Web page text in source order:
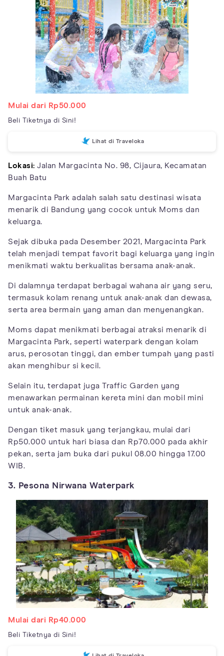
Mulai dari Rp50.000
Beli Tiketnya di Sini!
Lihat di Traveloka
Lokasi: Jalan Margacinta No. 98, Cijaura, Kecamatan
Buah Batu
Margacinta Park adalah salah satu destinasi wisata
menarik di Bandung yang cocok untuk Moms dan
keluarga.
Sejak dibuka pada Desember 2021, Margacinta Park
telah menjadi tempat favorit bagi keluarga yang ingin
menikmati waktu berkualitas bersama anak-anak.
Di dalamnya terdapat berbagai wahana air yang seru,
termasuk kolam renang untuk anak-anak dan dewasa,
serta area bermain yang aman dan menyenangkan.
Moms dapat menikmati berbagai atraksi menarik di
Margacinta Park, seperti waterpark dengan kolam
arus, perosotan tinggi, dan ember tumpah yang pasti
akan menghibur si kecil.
Selain itu, terdapat juga Traffic Garden yang
menawarkan permainan kereta mini dan mobil mini
untuk anak-anak.
Dengan tiket masuk yang terjangkau, mulai dari
Rp50.000 untuk hari biasa dan Rp70.000 pada akhir
pekan, serta jam buka dari pukul 08.00 hingga 17.00
WIB.
3. Pesona Nirwana Waterpark
Mulai dari Rp40.000
Beli Tiketnya di Sini!